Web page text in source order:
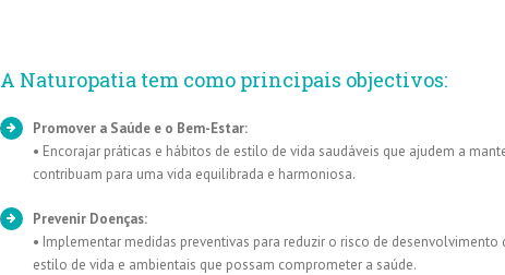
A Naturopatia tem como principais objectivos:
Promover a Saúde e o Bem-Estar:
• Encorajar práticas e hábitos de estilo de vida saudáveis que ajudem a
contribuam para uma vida equilibrada e harmoniosa.
Prevenir Doenças:
• Implementar medidas preventivas para reduzir o risco de
estilo de vida e ambientais que possam comprometer a saúde.